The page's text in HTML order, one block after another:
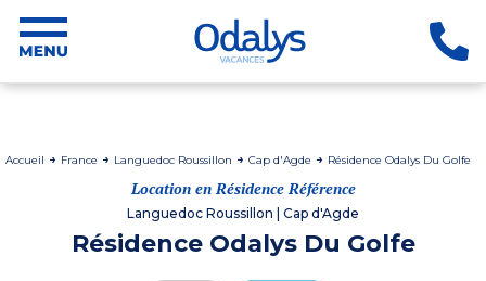
Accueil France Languedoc Roussillon Cap d'Agde Résidence Odalys Du Golfe
Location en Résidence Référence
Languedoc Roussillon | Cap d'Agde
Résidence Odalys Du Golfe